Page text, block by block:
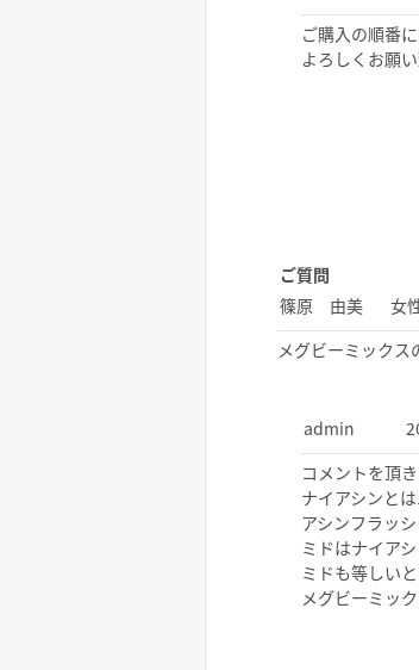
ご購入の順番
よろしくお願い
ご質問
篠原 由美
女
メグビーミックス
admin
コメントを頂
ナイアシンと
アシンフラッ
ミドはナイア
ミドも等しい
メグビーミッ